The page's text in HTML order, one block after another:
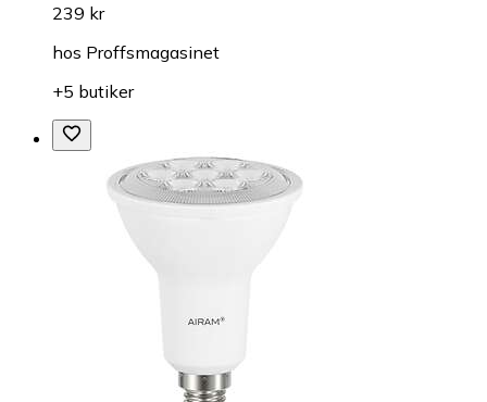
239 kr
hos Proffsmagasinet
+5 butiker